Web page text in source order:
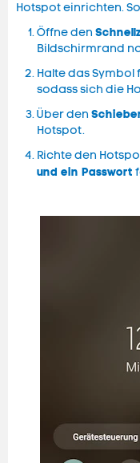
Hotspot einrichten. So
Öffne den
Bildschirmrand
Halte das Symbol
sodass sich die
Über den
Hotspot.
Richte den
und ein Passwort